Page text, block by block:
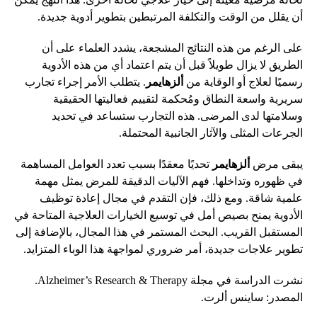
أن يقلل من الوقت والتكلفة المرتبطين بتطوير أدوية جديدة.
على الرغم من هذه النتائج المشجعة، يشدد العلماء على أن
الطريق لا يزال طويلاً قبل أن يتم اعتماد أي من هذه الأدوية
رسميًا لعلاج أو الوقاية من ألزهايمر . يتطلب الأمر إجراء تجارب
سريرية واسعة النطاق ومُحكمة لتقييم فعاليتها الحقيقية
وسلامتها لدى المرضى. هذه التجارب ستساعد في تحديد
الجرعات المثلى والآثار الجانبية المحتملة.
يبقى مرض ألزهايمر تحديًا معقدًا بسبب تعدد العوامل المساهمة
في ظهوره وتداخلها. فهم الآليات الدقيقة للمرض يمثل مهمة
علمية شاقة. ومع ذلك، فإن التقدم في مجال إعادة توظيف
الأدوية يمنح بصيص أمل في توسيع الخيارات العلاجية المتاحة في
المستقبل القريب. البحث المستمر في هذا المجال، بالإضافة إلى
تطوير علاجات جديدة، أمر ضروري لمواجهة هذا الوباء المتزايد.
نشرت الدراسة في مجلة Alzheimer’s Research & Therapy.
المصدر: ساينس ألرت.